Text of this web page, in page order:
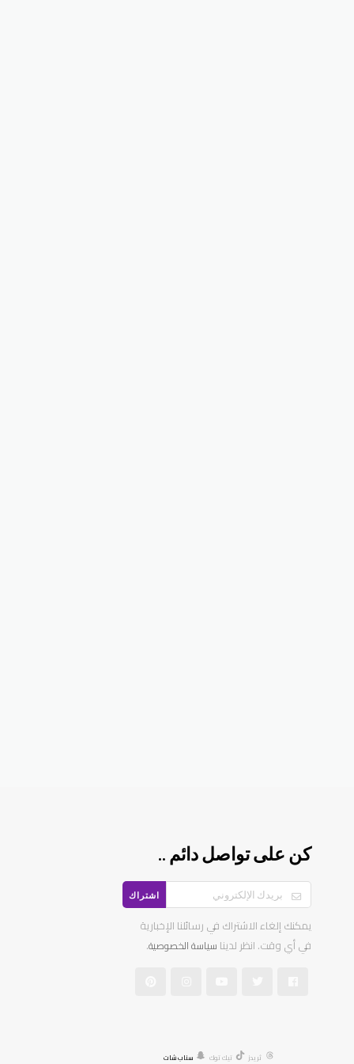
كن على تواصل دائم ..
اشتراك
يمكنك إلغاء الاشتراك في رسائلنا الإخبارية
في أي وقت. انظر لدينا سياسة الخصوصية.
ثريدز تيك توك سناب شات